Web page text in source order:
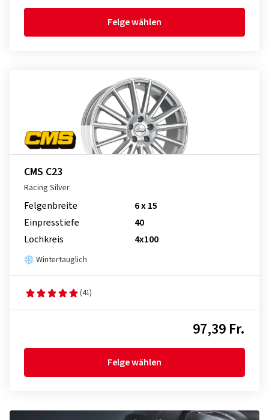
Felge wählen
CMS C23
Racing Silver
Felgenbreite
6 x 15
Einpresstiefe
40
Lochkreis
4x100
Wintertauglich
(41)
97,39 Fr.
Felge wählen